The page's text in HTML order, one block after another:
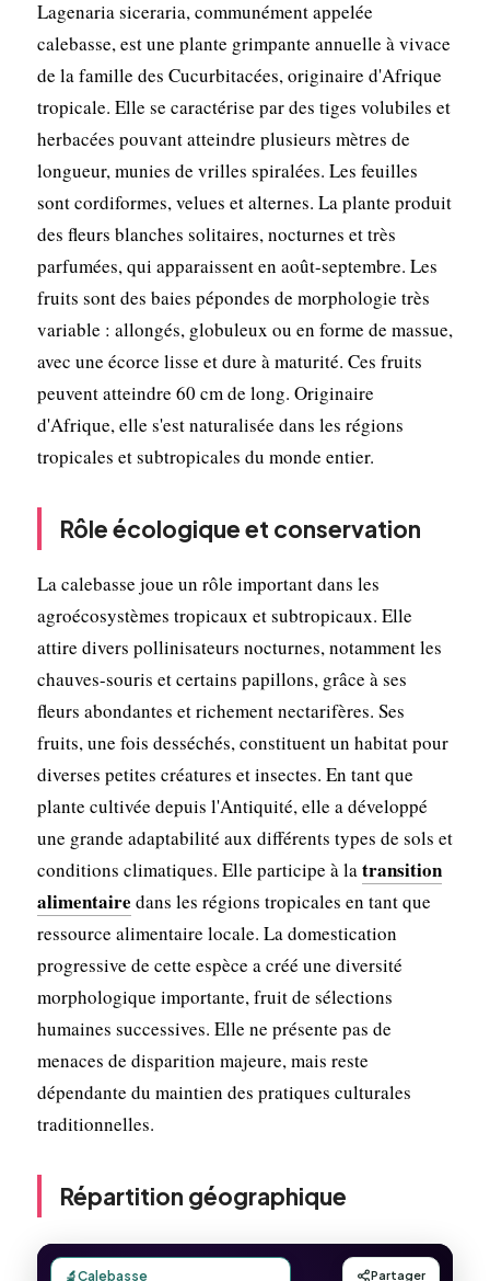
Lagenaria siceraria, communément appelée
calebasse, est une plante grimpante annuelle à vivace
de la famille des Cucurbitacées, originaire d'Afrique
tropicale. Elle se caractérise par des tiges volubiles et
herbacées pouvant atteindre plusieurs mètres de
longueur, munies de vrilles spiralées. Les feuilles
sont cordiformes, velues et alternes. La plante produit
des fleurs blanches solitaires, nocturnes et très
parfumées, qui apparaissent en août-septembre. Les
fruits sont des baies pépondes de morphologie très
variable : allongés, globuleux ou en forme de massue,
avec une écorce lisse et dure à maturité. Ces fruits
peuvent atteindre 60 cm de long. Originaire
d'Afrique, elle s'est naturalisée dans les régions
tropicales et subtropicales du monde entier.
Rôle écologique et conservation
La calebasse joue un rôle important dans les
agroécosystèmes tropicaux et subtropicaux. Elle
attire divers pollinisateurs nocturnes, notamment les
chauves-souris et certains papillons, grâce à ses
fleurs abondantes et richement nectarifères. Ses
fruits, une fois desséchés, constituent un habitat pour
diverses petites créatures et insectes. En tant que
plante cultivée depuis l'Antiquité, elle a développé
une grande adaptabilité aux différents types de sols et
conditions climatiques. Elle participe à latransition
alimentaire dans les régions tropicales en tant que
ressource alimentaire locale. La domestication
progressive de cette espèce a créé une diversité
morphologique importante, fruit de sélections
humaines successives. Elle ne présente pas de
menaces de disparition majeure, mais reste
dépendante du maintien des pratiques culturales
traditionnelles.
Répartition géographique